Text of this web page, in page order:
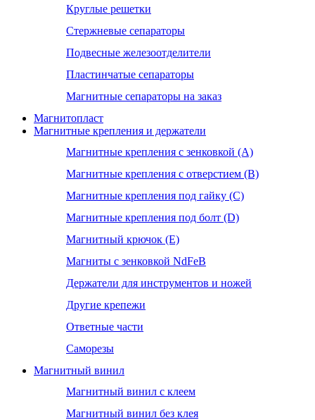
Круглые решетки
Стержневые сепараторы
Подвесные железоотделители
Пластинчатые сепараторы
Магнитные сепараторы на заказ
Магнитопласт
Магнитные крепления и держатели
Магнитные крепления с зенковкой (А)
Магнитные крепления с отверстием (В)
Магнитные крепления под гайку (С)
Магнитные крепления под болт (D)
Магнитный крючок (Е)
Магниты с зенковкой NdFeB
Держатели для инструментов и ножей
Другие крепежи
Ответные части
Саморезы
Магнитный винил
Магнитный винил с клеем
Магнитный винил без клея